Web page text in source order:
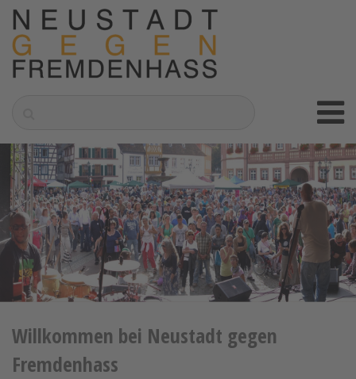
Willkommen bei Neustadt gegen
Fremdenhass